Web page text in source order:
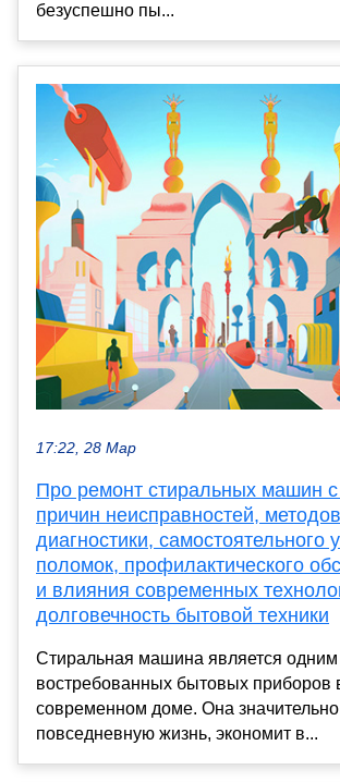
безуспешно пы...
17:22, 28 Мар
Про ремонт стиральных машин
причин неисправностей, методов
диагностики, самостоятельного
поломок, профилактического
и влияния современных
долговечность бытовой техники
Стиральная машина является
востребованных бытовых приборов
современном доме. Она
повседневную жизнь, экономит в...